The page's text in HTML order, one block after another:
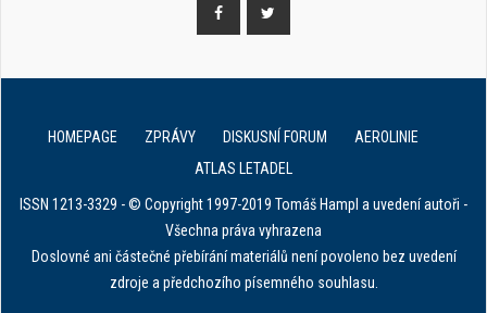
HOMEPAGE ZPRÁVY DISKUSNÍ FORUM
AEROLINIE
ATLAS LETADEL
ISSN 1213-3329 - © Copyright 1997-2019 Tomáš Hampl a uvedení autoři -
Všechna práva vyhrazena
Doslovné ani částečné přebírání materiálů není povoleno bez uvedení
zdroje a předchozího písemného souhlasu.